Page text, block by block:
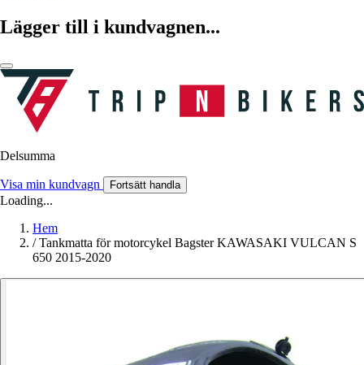
Lägger till i kundvagnen...
Delsumma
Visa min kundvagn Fortsätt handla
Loading...
Hem
/ Tankmatta för motorcykel Bagster KAWASAKI VULCAN S
650 2015-2020